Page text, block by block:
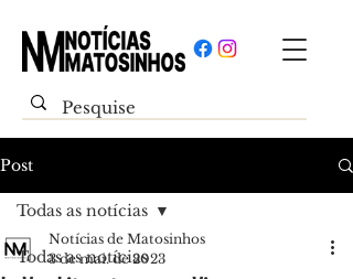
Post
Todas as notícias
Todas as notícias
Notícias de Matosinhos
3 de mai. de 2023